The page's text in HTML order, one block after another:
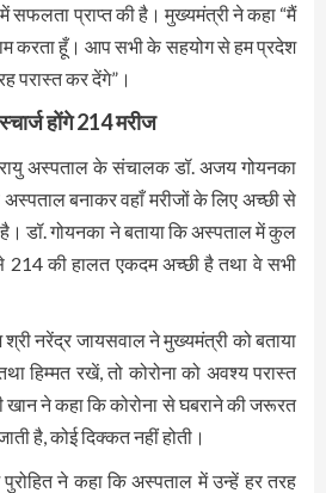
में सफलता प्राप्त की है। मुख्यमंत्री ने कहा “मैं
करता हूँ। आप सभी के सहयोग से हम प्रदेश
परास्त कर देंगे”।
होंगे 214 मरीज
अस्पताल के संचालक डॉ. अजय गोयनका
बनाकर वहाँ मरीजों के लिए अच्छी से
डॉ. गोयनका ने बताया कि अस्पताल में कुल
214 की हालत एकदम अच्छी है तथा वे सभी
नरेंद्र जायसवाल ने मुख्यमंत्री को बताया
हिम्मत रखें, तो कोरोना को अवश्य परास्त
ने कहा कि कोरोना से घबराने की जरूरत
है, कोई दिक्कत नहीं होती।
ने कहा कि अस्पताल में उन्हें हर तरह